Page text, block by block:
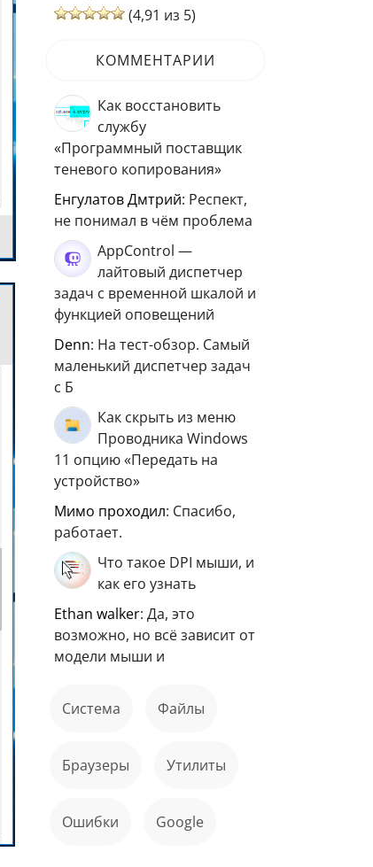
(4,91 из 5)
КОММЕНТАРИИ
Как восстановить
службу
«Программный поставщик
теневого копирования»
Енгулатов Дмтрий: Респект,
не понимал в чём проблема
AppControl —
лайтовый диспетчер
задач с временной шкалой и
функцией оповещений
Denn: На тест-обзор. Самый
маленький диспетчер задач
с Б
Как скрыть из меню
Проводника Windows
11 опцию «Передать на
устройство»
мимо проходил: Спасибо,
работает.
Что такое DPI мыши, и
как его узнать
ethan walker: Да, это
возможно, но всё зависит от
модели мыши и
Система файлы
Браузеры Утилиты
ошибки Google